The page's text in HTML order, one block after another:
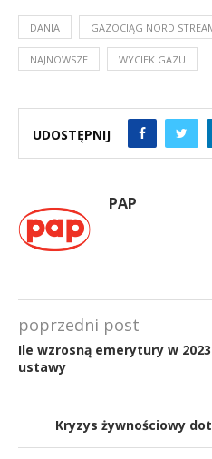
DANIA GAZOCIĄG NORD
NAJNOWSZE WYCIEK GAZU
UDOSTĘPNIJ
PAP
poprzedni post
Ile wzrosną emerytury w
ustawy
Kryzys żywnościowy